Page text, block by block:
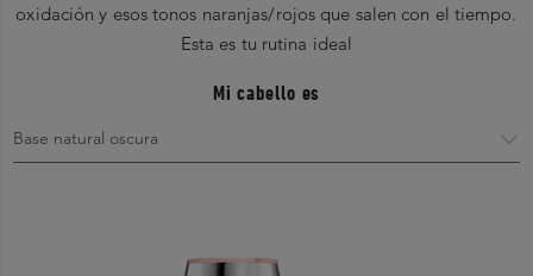
ÁCIDO LÁCTICO – un gentil rejuvenecedor de fibra, este ácido
oxidación y esos tonos naranjas/rojos que salen con el tiempo.
Esta es tu rutina ideal
Mi cabello es